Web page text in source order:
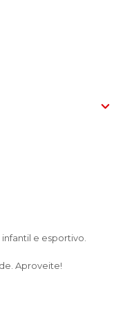
e esportivo.
Aproveite!